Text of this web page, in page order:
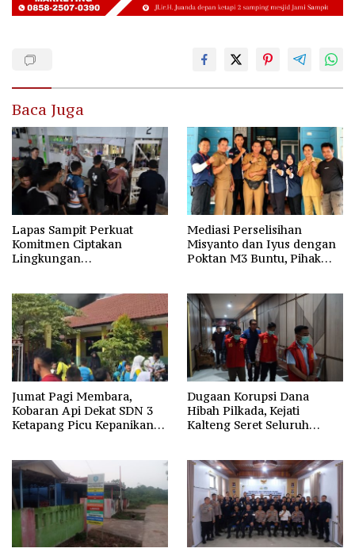
Baca Juga
Lapas Sampit Perkuat
Komitmen Ciptakan
Lingkungan
Mediasi Perselisihan
Misyanto dan Iyus dengan
Poktan M3 Buntu, Pihak
Jumat Pagi Membara,
Kobaran Api Dekat SDN 3
Ketapang Picu Kepanikan
Dugaan Korupsi Dana
Hibah Pilkada, Kejati
Kalteng Seret Seluruh